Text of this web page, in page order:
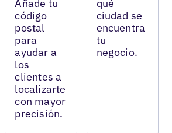
Añade tu
código
postal
para
ayudar a
los
clientes a
localizarte
con mayor
precisión.
qué
ciudad se
encuentra
tu
negocio.